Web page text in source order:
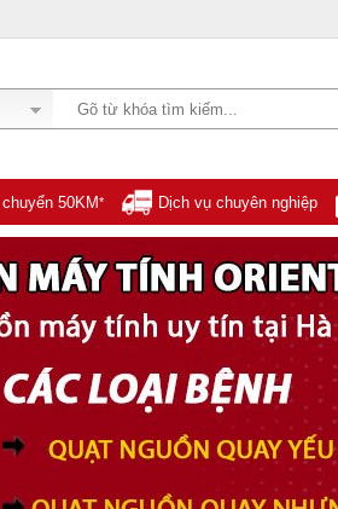
50KM* Dịch vụ chuyên nghiệp